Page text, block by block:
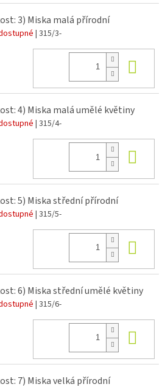
3) Miska malá přírodní
| 315/3-
4) Miska malá umělé květiny
| 315/4-
5) Miska střední přírodní
| 315/5-
6) Miska střední umělé květiny
| 315/6-
7) Miska velká přírodní